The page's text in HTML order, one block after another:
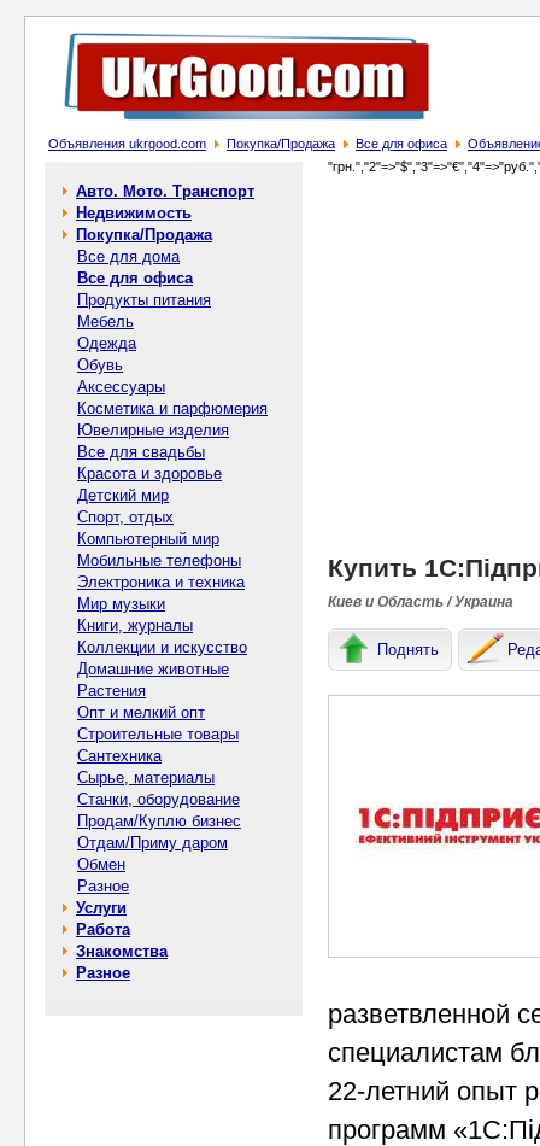
Объявления ukrgood.com Покупка/Продажа Все для офиса
Авто. Мото. Транспорт
Недвижимость
Покупка/Продажа
Все для дома
Все для офиса
Продукты питания
Мебель
Одежда
Обувь
Аксессуары
Косметика и парфюмерия
Ювелирные изделия
Все для свадьбы
Красота и здоровье
Детский мир
Спорт, отдых
Компьютерный мир
Мобильные телефоны
Электроника и техника
Мир музыки
Книги, журналы
Коллекции и искусство
Домашние животные
Растения
Опт и мелкий опт
Строительные товары
Сантехника
Сырье, материалы
Станки, оборудование
Продам/Куплю бизнес
Отдам/Приму даром
Обмен
Разное
Услуги
Работа
Знакомства
Разное
Купить
Киев и Область / Украина
Поднять
разветвленной
специалистам
22-летний опыт
программ